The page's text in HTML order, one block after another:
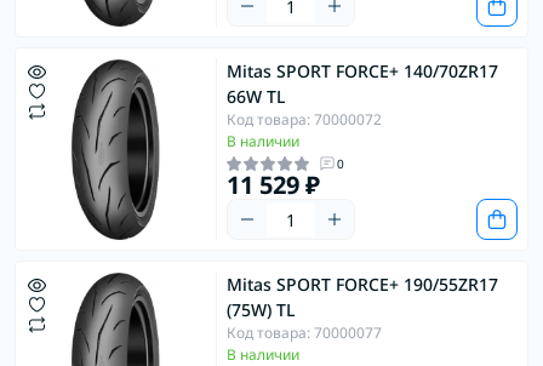
Mitas SPORT FORCE+ 140/70ZR17
66W TL
Код товара: 70000072
В наличии
0
11 529 ₽
Mitas SPORT FORCE+ 190/55ZR17
(75W) TL
Код товара: 70000077
В наличии